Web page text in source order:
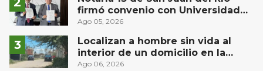
firmó convenio con Universidad
Privada del Bajío para recibir
Ago 05, 2026
Localizan a hombre sin vida al
interior de un domicilio en la
comunidad El Rodeo, San Juan del
Ago 06, 2026